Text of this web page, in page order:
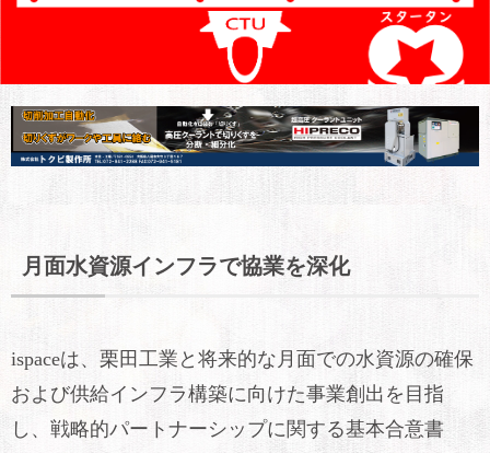
月面水資源インフラで協業を深化
ispaceは、栗田工業と将来的な月面での水資源の確保
および供給インフラ構築に向けた事業創出を目指
し、戦略的パートナーシップに関する基本合意書